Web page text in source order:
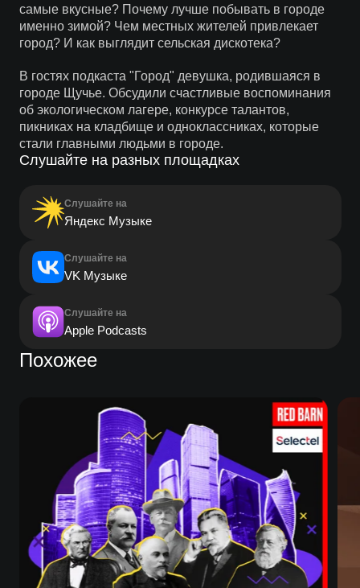
самые вкусные? Почему лучше побывать в городе
именно зимой? Чем местных жителей привлекает
город? И как выглядит сельская дискотека?
В гостях подкаста "Город" девушка, родившаяся в
городе Щучье. Обсудили счастливые воспоминания
об экологическом лагере, конкурсе талантов,
пикниках на кладбище и одноклассниках, которые
стали главными людьми в городе.
Слушайте на разных площадках
Слушайте на
Яндекс Музыке
Слушайте на
VK Музыке
Слушайте на
Apple Podcasts
Похожее